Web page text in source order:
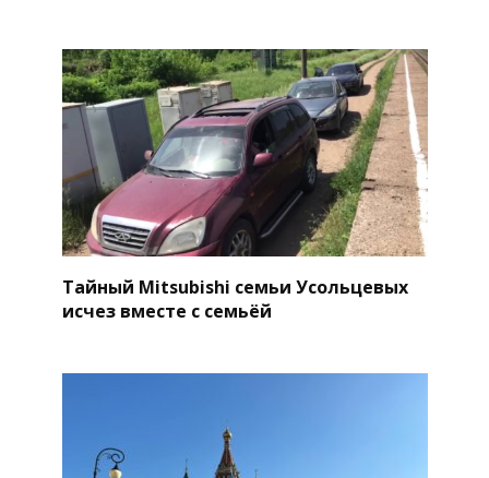
Тайный Mitsubishi семьи Усольцевых
исчез вместе с семьёй